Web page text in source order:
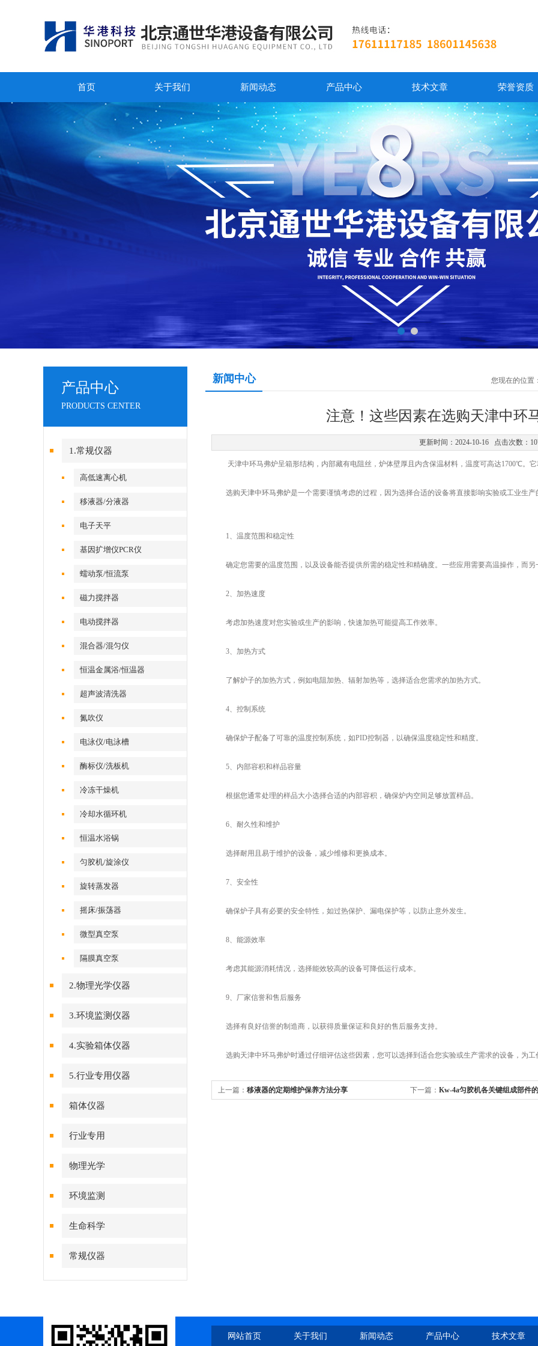
首页 关于我们 新闻动态 产品中心 技术文章 荣誉资质
产品中心
PRODUCTS CENTER
1.常规仪器
高低速离心机
移液器/分液器
电子天平
基因扩增仪PCR仪
蠕动泵/恒流泵
磁力搅拌器
电动搅拌器
混合器/混匀仪
恒温金属浴/恒温器
超声波清洗器
氮吹仪
电泳仪/电泳槽
酶标仪/洗板机
冷冻干燥机
冷却水循环机
恒温水浴锅
匀胶机/旋涂仪
旋转蒸发器
摇床/振荡器
微型真空泵
隔膜真空泵
2.物理光学仪器
3.环境监测仪器
4.实验箱体仪器
5.行业专用仪器
箱体仪器
行业专用
物理光学
环境监测
生命科学
常规仪器
新闻中心 您现在的位置：
注意！这些因素在选购天津中环
更新时间：2024-10-16 点击次数：
天津中环马弗炉呈箱形结构，内部藏有电阻丝，炉体壁厚且内含保温材料，温度可高达1700℃。它
选购天津中环马弗炉是一个需要谨慎考虑的过程，因为选择合适的设备将直接影响实验或工业生
1、温度范围和稳定性
确定您需要的温度范围，以及设备能否提供所需的稳定性和精确度。一些应用需要高温操作，而另
2、加热速度
考虑加热速度对您实验或生产的影响，快速加热可能提高工作效率。
3、加热方式
了解炉子的加热方式，例如电阻加热、辐射加热等，选择适合您需求的加热方式。
4、控制系统
确保炉子配备了可靠的温度控制系统，如PID控制器，以确保温度稳定性和精度。
5、内部容积和样品容量
根据您通常处理的样品大小选择合适的内部容积，确保炉内空间足够放置样品。
6、耐久性和维护
选择耐用且易于维护的设备，减少维修和更换成本。
7、安全性
确保炉子具有必要的安全特性，如过热保护、漏电保护等，以防止意外发生。
8、能源效率
考虑其能源消耗情况，选择能效较高的设备可降低运行成本。
9、厂家信誉和售后服务
选择有良好信誉的制造商，以获得质量保证和良好的售后服务支持。
选购天津中环马弗炉时通过仔细评估这些因素，您可以选择到适合您实验或生产需求的设备，为工
上一篇： 移液器的定期维护保养方法分享 下一篇： Kw-4a匀胶机各关键组成部件
网站首页 关于我们 新闻动态 产品中心 技术文章